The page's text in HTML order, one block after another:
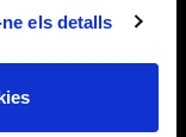
els detalls